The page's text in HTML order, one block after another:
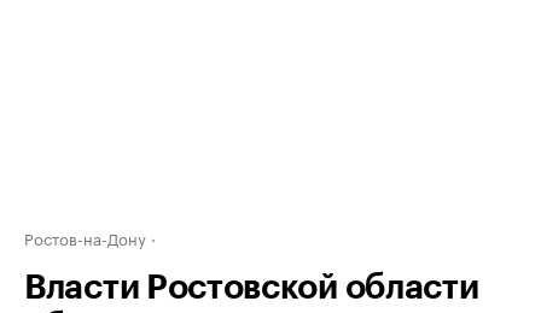
Ростов-на-Дону
Власти Ростовской области